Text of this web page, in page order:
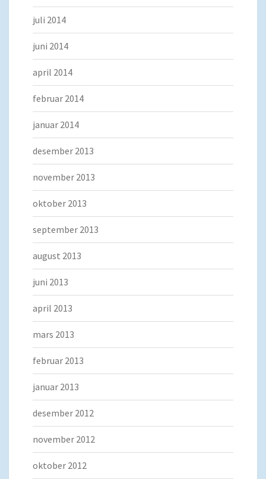
juli 2014
juni 2014
april 2014
februar 2014
januar 2014
desember 2013
november 2013
oktober 2013
september 2013
august 2013
juni 2013
april 2013
mars 2013
februar 2013
januar 2013
desember 2012
november 2012
oktober 2012